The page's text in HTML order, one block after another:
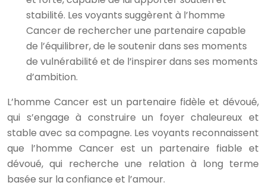
stabilité. Les voyants suggèrent à l’homme
Cancer de rechercher une partenaire capable
de l’équilibrer, de le soutenir dans ses moments
de vulnérabilité et de l’inspirer dans ses moments
d’ambition.
L’homme Cancer est un partenaire fidèle et dévoué,
qui s’engage à construire un foyer chaleureux et
stable avec sa compagne. Les voyants reconnaissent
que l’homme Cancer est un partenaire fiable et
dévoué, qui recherche une relation à long terme
basée sur la confiance et l’amour.